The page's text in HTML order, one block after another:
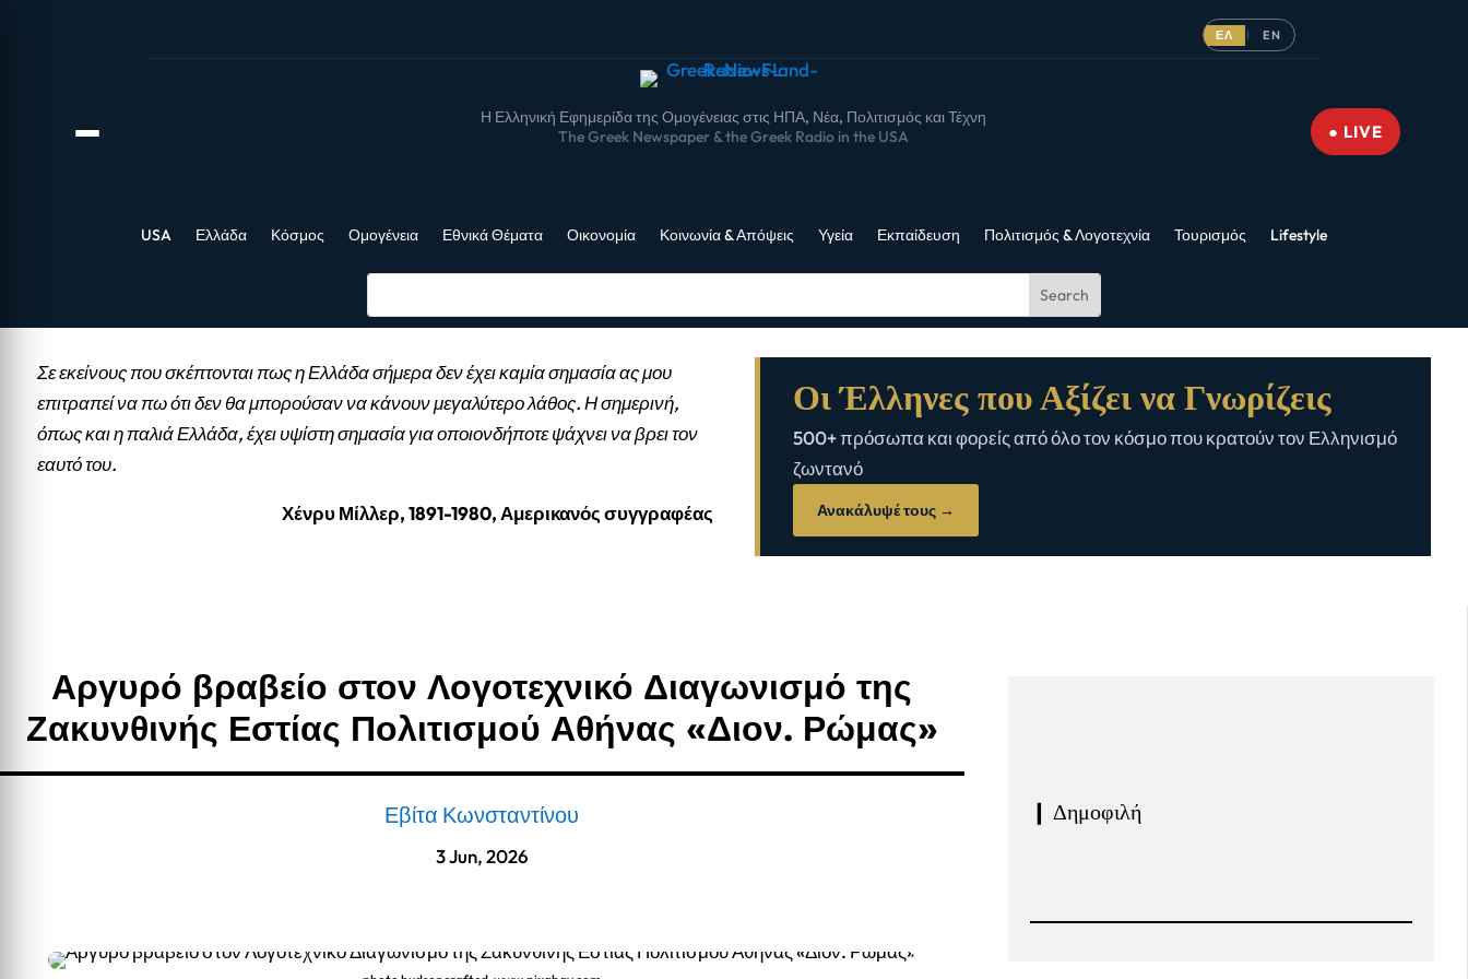
ΕΛ | EN
Η Ελληνική Εφημερίδα της Ομογένειας στις ΗΠΑ, Νέα, Πολιτισμός και Τέχνη
The Greek Newspaper & the Greek Radio in the USA
● LIVE
USA Ελλάδα Κόσμος Ομογένεια Εθνικά Θέματα Οικονομία Κοινωνία & Απόψεις Υγεία Εκπαίδευση Πολιτισμός & Λογοτεχνία Τουρισμός Lifestyle
Σε εκείνους που σκέπτονται πως η Ελλάδα σήμερα δεν έχει καμία σημασία ας μου
επιτραπεί να πω ότι δεν θα μπορούσαν να κάνουν μεγαλύτερο λάθος. Η σημερινή,
όπως και η παλιά Ελλάδα, έχει υψίστη σημασία για οποιονδήποτε ψάχνει να βρει τον
εαυτό του.
Χένρυ Μίλλερ, 1891-1980, Αμερικανός συγγραφέας
Οι Έλληνες που Αξίζει να Γνωρίζεις
500+ πρόσωπα και φορείς από όλο τον κόσμο που κρατούν τον Ελληνισμό
ζωντανό
Ανακάλυψέ τους →
Αργυρό βραβείο στον Λογοτεχνικό Διαγωνισμό της
Ζακυνθινής Εστίας Πολιτισμού Αθήνας «Διον. Ρώμας»
Εβίτα Κωνσταντίνου
3 Jun, 2026
❙ Δημοφιλή